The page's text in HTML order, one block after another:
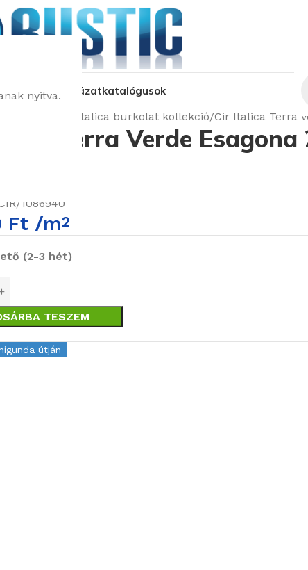
nyitva.pályázatkatalógusok
Cir Italica burkolat kollekció Cir Italica Terra
Terra Verde Esagona
1086940
Ft /m2
(2-3 hét)
TESZEM
útján